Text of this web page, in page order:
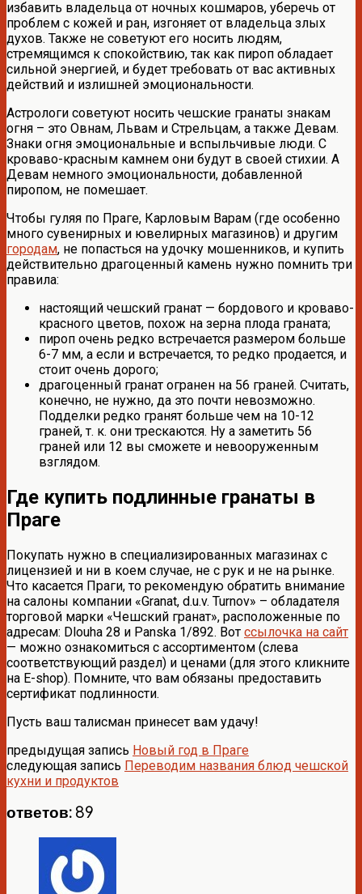
избавить владельца от ночных кошмаров, уберечь от
проблем с кожей и ран, изгоняет от владельца злых
духов. Также не советуют его носить людям,
стремящимся к спокойствию, так как пироп обладает
сильной энергией, и будет требовать от вас активных
действий и излишней эмоциональности.
Астрологи советуют носить чешские гранаты знакам
огня – это Овнам, Львам и Стрельцам, а также Девам.
Знаки огня эмоциональные и вспыльчивые люди. С
кроваво-красным камнем они будут в своей стихии. А
Девам немного эмоциональности, добавленной
пиропом, не помешает.
Чтобы гуляя по Праге, Карловым Варам (где особенно
много сувенирных и ювелирных магазинов) и другим
городам, не попасться на удочку мошенников, и купить
действительно драгоценный камень нужно помнить три
правила:
настоящий чешский гранат — бордового и кроваво-
красного цветов, похож на зерна плода граната;
пироп очень редко встречается размером больше
6-7 мм, а если и встречается, то редко продается, и
стоит очень дорого;
драгоценный гранат огранен на 56 граней. Считать,
конечно, не нужно, да это почти невозможно.
Подделки редко гранят больше чем на 10-12
граней, т. к. они трескаются. Ну а заметить 56
граней или 12 вы сможете и невооруженным
взглядом.
Где купить подлинные гранаты в
Праге
Покупать нужно в специализированных магазинах с
лицензией и ни в коем случае, не с рук и не на рынке.
Что касается Праги, то рекомендую обратить внимание
на салоны компании «Granat, d.u.v. Turnov» – обладателя
торговой марки «Чешский гранат», расположенные по
адресам: Dlouha 28 и Panska 1/892. Вот ссылочка на сайт
— можно ознакомиться с ассортиментом (слева
соответствующий раздел) и ценами (для этого кликните
на E-shop). Помните, что вам обязаны предоставить
сертификат подлинности.
Пусть ваш талисман принесет вам удачу!
предыдущая запись Новый год в Праге
следующая запись Переводим названия блюд чешской
кухни и продуктов
ответов: 89